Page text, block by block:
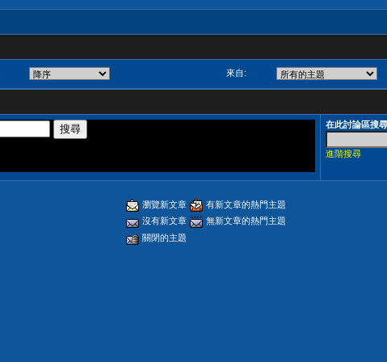
來自:
在此討論區搜尋
進階搜尋
瀏覽新文章
有新文章的熱門主題
沒有新文章
無新文章的熱門主題
關閉的主題